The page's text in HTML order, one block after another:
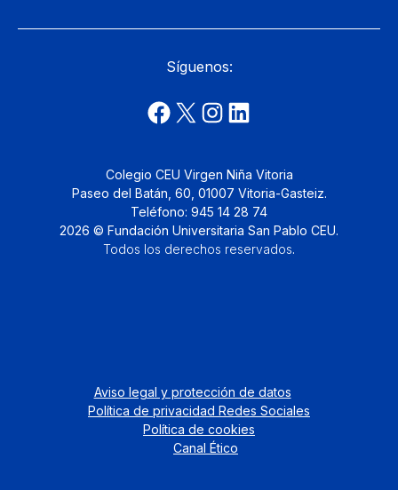
Síguenos:
Colegio CEU Virgen Niña Vitoria
Paseo del Batán, 60, 01007 Vitoria-Gasteiz.
Teléfono: 945 14 28 74
2026 © Fundación Universitaria San Pablo CEU.
Todos los derechos reservados.
Aviso legal y protección de datos
Política de privacidad Redes Sociales
Política de cookies
Canal Ético